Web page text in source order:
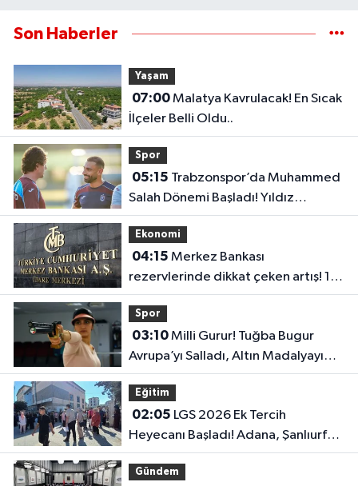
Son Haberler
Yaşam
07:00Malatya Kavrulacak! En Sıcak
İlçeler Belli Oldu..
Spor
05:15
Salah Dönemi Başladı! Yıldız
Futbolcu İlk Antrenmanına Çıktı..
Ekonomi
04:15
rezervlerinde dikkat çeken artış! 1
haftada 1,8 milyar dolar yükseldi..
Spor
03:10Milli Gurur! Tuğba Bugur
Avrupa’yı Salladı, Altın Madalyayı
Türkiye’ye Getirdi..
Eğitim
02:05
Heyecanı Başladı! Adana, Şanlıurfa
ve Gaziantep Lise Taban Puanları..
Gündem